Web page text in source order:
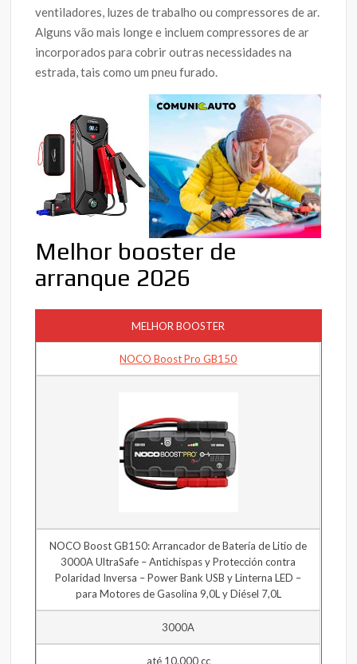
ventiladores, luzes de trabalho ou compressores de ar.
Alguns vão mais longe e incluem compressores de ar
incorporados para cobrir outras necessidades na
estrada, tais como um pneu furado.
Melhor booster de
arranque 2026
MELHOR BOOSTER
NOCO Boost Pro GB150
NOCO Boost GB150: Arrancador de Batería de Litio de
3000A UltraSafe – Antichispas y Protección contra
Polaridad Inversa – Power Bank USB y Linterna LED –
para Motores de Gasolina 9,0L y Diésel 7,0L
3000A
até 10.000 cc